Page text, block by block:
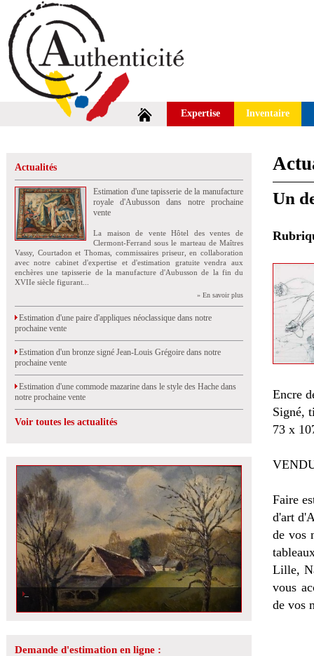
Expertise Inventaire
Actualités
Estimation d'une tapisserie de la manufacture
royale d'Aubusson dans notre prochaine
vente
La maison de vente Hôtel des ventes de
Clermont-Ferrand sous le marteau de Maîtres
Vassy, Courtadon et Thomas, commissaires priseur, en collaboration
avec notre cabinet d'expertise et d'estimation gratuite vendra aux
enchères une tapisserie de la manufacture d'Aubusson de la fin du
XVIIe siècle figurant...
» En savoir plus
Estimation d'une paire d'appliques néoclassique dans notre
prochaine vente
Estimation d'un bronze signé Jean-Louis Grégoire dans notre
prochaine vente
Estimation d'une commode mazarine dans le style des Hache dans
notre prochaine vente
Voir toutes les actualités
Demande d'estimation en ligne :
Un
Encre
Signé,
73 x
Faire
d'art
de vos
Lille,
vous
de vos